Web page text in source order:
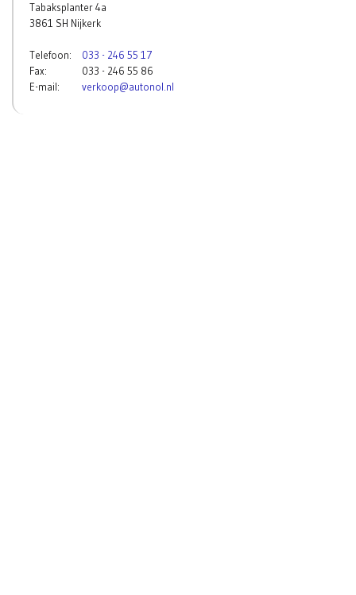
Tabaksplanter 4a
3861 SH Nijkerk
Telefoon: 033 - 246 55 17
Fax:
033 - 246 55 86
E-mail:
verkoop@autonol.nl